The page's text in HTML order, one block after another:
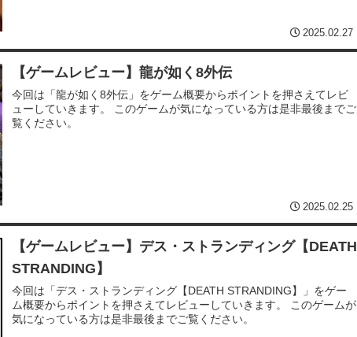
2025.02.27
【ゲームレビュー】龍が如く8外伝
今回は「龍が如く8外伝」をゲーム概要からポイントを押さえてレビ
ューしていきます。 このゲームが気になっている方は是非最後までご
覧ください。
2025.02.25
【ゲームレビュー】デス・ストランディング【DEATH
STRANDING】
今回は「デス・ストランディング【DEATH STRANDING】」をゲー
ム概要からポイントを押さえてレビューしていきます。 このゲームが
気になっている方は是非最後までご覧ください。